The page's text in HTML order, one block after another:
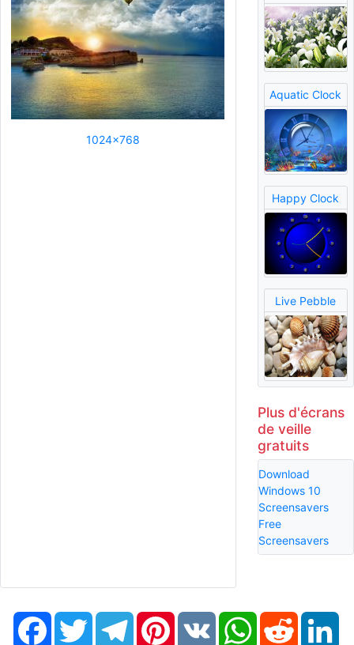
1024x768
Aquatic Clock
Happy Clock
Live Pebble
Plus d'écrans
de veille
gratuits
Download
Windows 10
Screensavers
Free
Screensavers
FacebookTwitter TelegramPinterestVK WhatsAppReddit